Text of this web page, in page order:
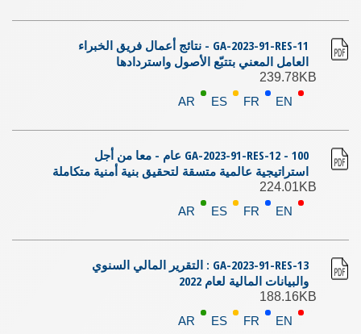
GA-2023-91-RES-11 - نتائج أعمال فريق الخبراء
العامل المعني بتتبّع الأصول واستردادها
239.78KB
EN
FR
ES
AR
GA-2023-91-RES-12 - 100 عام - معا من أجل
استراتيجية عالمية متسقة لتحقيق بنية أمنية متكاملة
224.01KB
EN
FR
ES
AR
GA-2023-91-RES-13 : التقرير المالي السنوي
والبيانات المالية لعام 2022
188.16KB
EN
FR
ES
AR